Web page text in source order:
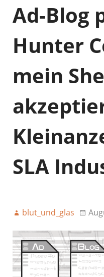
Ad-Blog
Hunter
mein
SLA
blut_und_glas